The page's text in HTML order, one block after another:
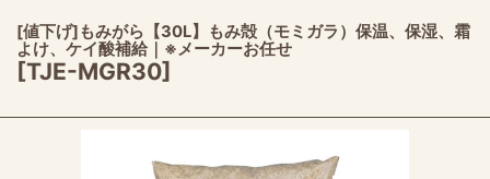
[値下げ]もみがら【30L】もみ殻（モミガラ）保温、保湿、霜
よけ、ケイ酸補給｜※メーカーお任せ
[TJE-MGR30]